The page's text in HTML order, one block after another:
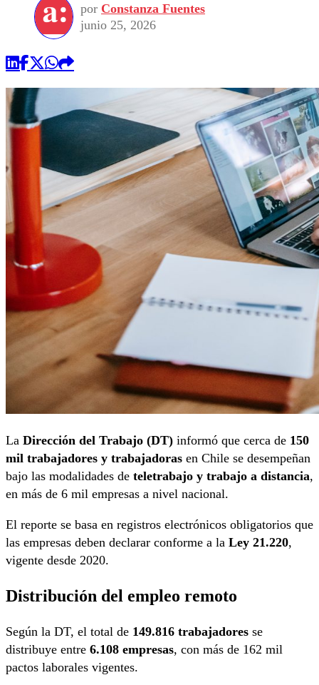
por Constanza Fuentes
junio 25, 2026
La Dirección del Trabajo (DT) informó que cerca de 150
mil trabajadores y trabajadoras en Chile se desempeñan
bajo las modalidades de teletrabajo y trabajo a distancia,
en más de 6 mil empresas a nivel nacional.
El reporte se basa en registros electrónicos obligatorios que
las empresas deben declarar conforme a la Ley 21.220,
vigente desde 2020.
Distribución del empleo remoto
Según la DT, el total de 149.816 trabajadores se
distribuye entre 6.108 empresas, con más de 162 mil
pactos laborales vigentes.